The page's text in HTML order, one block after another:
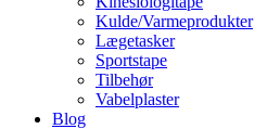
Kulde/Varmeprodukter
Lægetasker
Sportstape
Tilbehør
Vabelplaster
Blog